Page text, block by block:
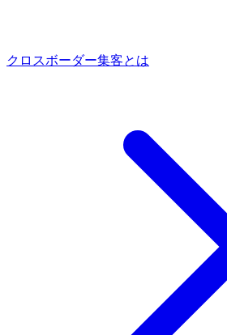
クロスボーダー集客とは